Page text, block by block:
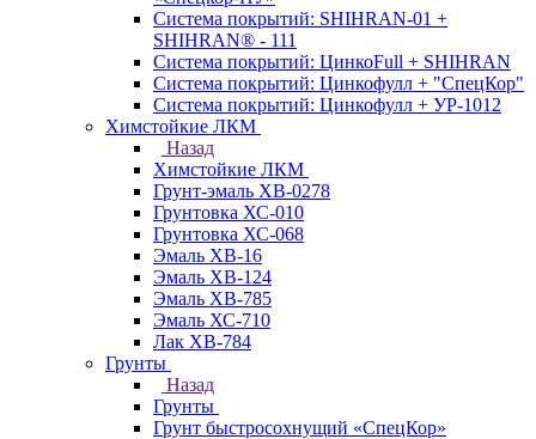
Система покрытий: SHIHRAN-01 +
SHIHRAN® - 111
Система покрытий: ЦинкоFull + SHIHRAN
Система покрытий: Цинкофулл + "СпецКор"
Система покрытий: Цинкофулл + УР-1012
Химстойкие ЛКМ
Назад
Химстойкие ЛКМ
Грунт-эмаль ХВ-0278
Грунтовка ХС-010
Грунтовка ХС-068
Эмаль ХВ-16
Эмаль ХВ-124
Эмаль ХВ-785
Эмаль ХС-710
Лак ХВ-784
Грунты
Назад
Грунты
Грунт быстросохнущий «СпецКор»